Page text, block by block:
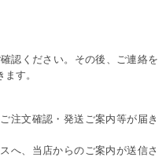
認ください。その後、ご連絡を
す。
注文確認・発送ご案内等が届き
へ、当店からのご案内が送信さ